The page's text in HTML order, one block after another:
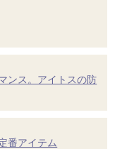
ンス。アイトスの防
番アイテム